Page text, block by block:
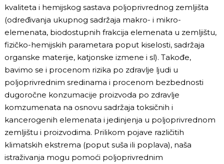
kvaliteta i hemijskog sastava poljoprivrednog zemljišta
(određivanja ukupnog sadržaja makro- i mikro-
elemenata, biodostupnih frakcija elemenata u zemljištu,
fizičko-hemijskih parametara poput kiselosti, sadržaja
organske materije, katjonske izmene i sl). Takođe,
bavimo se i procenom rizika po zdravlje ljudi u
poljoprivrednim sredinama i procenom bezbednosti
dugoročne konzumacije proizvoda po zdravlje
komzumenata na osnovu sadržaja toksičnih i
kancerogenih elemenata i jedinjenja u poljoprivrednom
zemljištu i proizvodima. Prilikom pojave različitih
klimatskih ekstrema (poput suša ili poplava), naša
istraživanja mogu pomoći poljoprivrednim